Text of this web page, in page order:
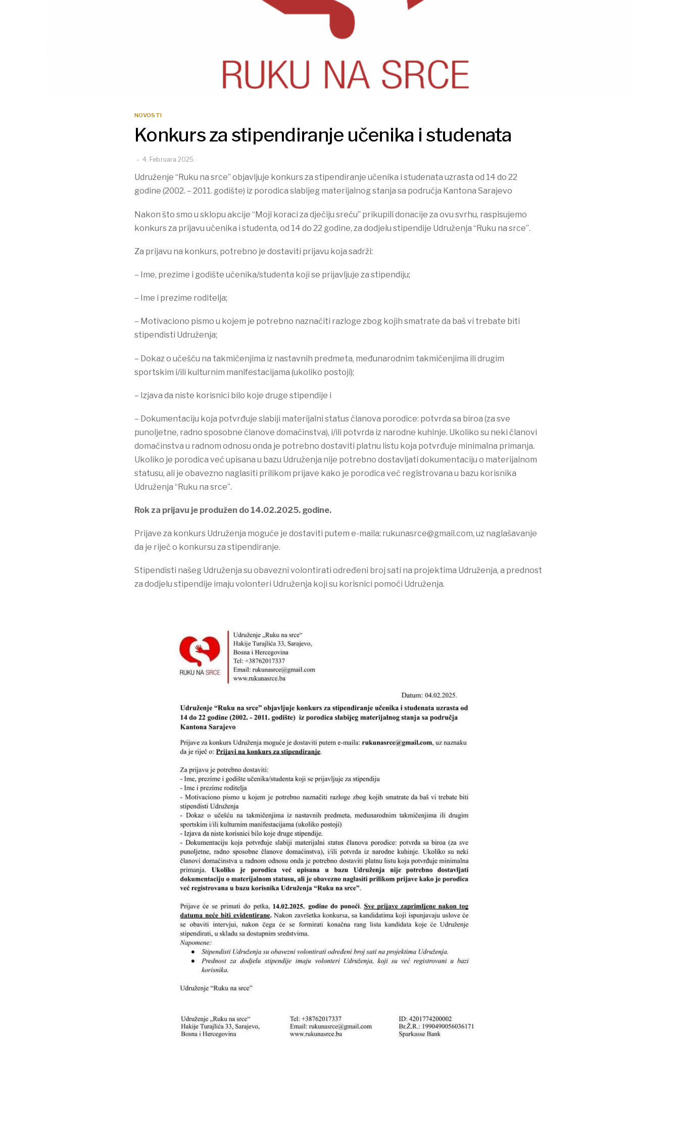
NOVOSTI
Konkurs za stipendiranje učenika i studenata
4. Februara 2025.
Udruženje “Ruku na srce” objavljuje konkurs za stipendiranje učenika i studenata uzrasta od 14 do 22
godine (2002. – 2011. godište) iz porodica slabijeg materijalnog stanja sa područja Kantona Sarajevo
Nakon što smo u sklopu akcije “Moji koraci za dječiju sreću” prikupili donacije za ovu svrhu, raspisujemo
konkurs za prijavu učenika i studenta, od 14 do 22 godine, za dodjelu stipendije Udruženja “Ruku na srce”.
Za prijavu na konkurs, potrebno je dostaviti prijavu koja sadrži:
– Ime, prezime i godište učenika/studenta koji se prijavljuje za stipendiju;
– Ime i prezime roditelja;
– Motivaciono pismo u kojem je potrebno naznačiti razloge zbog kojih smatrate da baš vi trebate biti
stipendisti Udruženja;
– Dokaz o učešću na takmičenjima iz nastavnih predmeta, međunarodnim takmičenjima ili drugim
sportskim i/ili kulturnim manifestacijama (ukoliko postoji);
– Izjava da niste korisnici bilo koje druge stipendije i
– Dokumentaciju koja potvrđuje slabiji materijalni status članova porodice: potvrda sa biroa (za sve
punoljetne, radno sposobne članove domaćinstva), i/ili potvrda iz narodne kuhinje. Ukoliko su neki članovi
domaćinstva u radnom odnosu onda je potrebno dostaviti platnu listu koja potvrđuje minimalna primanja.
Ukoliko je porodica već upisana u bazu Udruženja nije potrebno dostavljati dokumentaciju o materijalnom
statusu, ali je obavezno naglasiti prilikom prijave kako je porodica već registrovana u bazu korisnika
Udruženja “Ruku na srce”.
Rok za prijavu je produžen do 14.02.2025. godine.
Prijave za konkurs Udruženja moguće je dostaviti putem e-maila: rukunasrce@gmail.com, uz naglašavanje
da je riječ o konkursu za stipendiranje.
Stipendisti našeg Udruženja su obavezni volontirati određeni broj sati na projektima Udruženja, a prednost
za dodjelu stipendije imaju volonteri Udruženja koji su korisnici pomoći Udruženja.